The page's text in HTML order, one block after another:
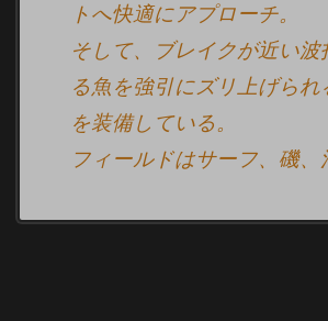
トへ快適にアプローチ。
そして、ブレイクが近い
る魚を強引にズリ上げられ
を装備している。
フィールドはサーフ、磯